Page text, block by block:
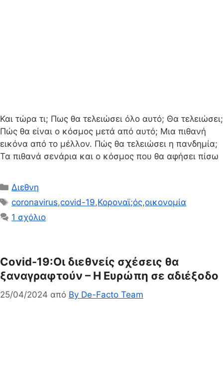
Και τώρα τι; Πως θα τελειώσει όλο αυτό; Θα τελειώσει;
Πώς θα είναι ο κόσμος μετά από αυτό; Μια πιθανή
εικόνα από το μέλλον. Πώς θα τελειώσει η πανδημία;
Τα πιθανά σενάρια και ο κόσμος που θα αφήσει πίσω
Κατηγορίες
Διεθνη
Ετικέτες
coronavirus,covid-19,Κοροναϊ;ός,οικονομία
1 σχόλιο
Covid-19:Οι διεθνείς σχέσεις θα
ξαναγραφτούν – Η Ευρώπη σε αδιέξοδο
25/04/2024 από By De-Facto Team